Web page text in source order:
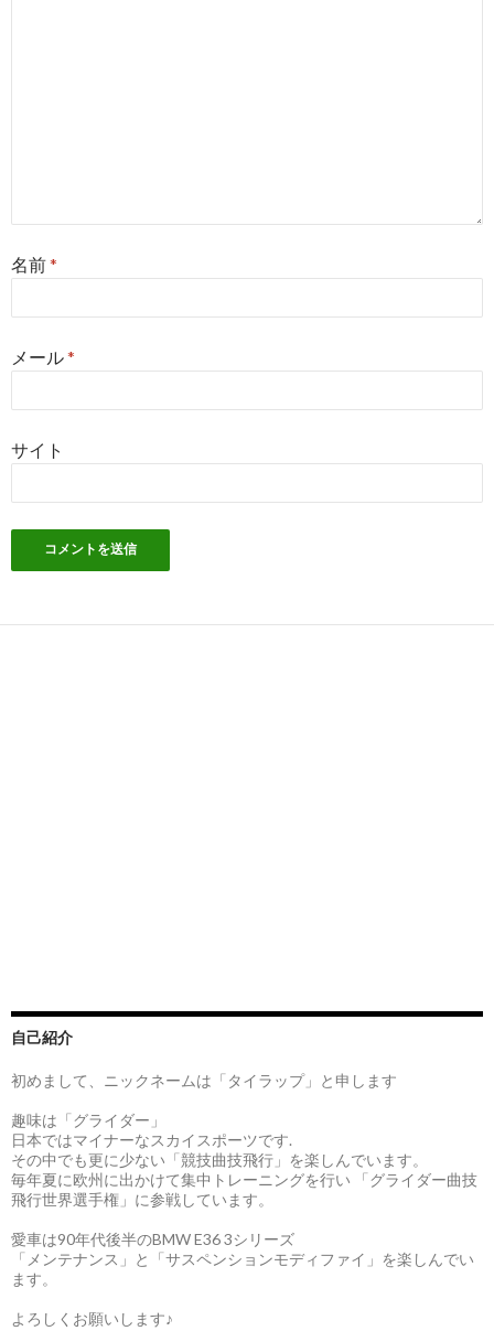
名前*
メール*
サイト
自己紹介
初めまして、ニックネームは「タイラップ」と申します
趣味は「グライダー」
日本ではマイナーなスカイスポーツです.
その中でも更に少ない「競技曲技飛行」を楽しんでいます。
毎年夏に欧州に出かけて集中トレーニングを行い 「グライダー曲技
飛行世界選手権」に参戦しています。
愛車は90年代後半のBMW E36 3シリーズ
「メンテナンス」と「サスペンションモディファイ」を楽しんでい
ます。
よろしくお願いします♪